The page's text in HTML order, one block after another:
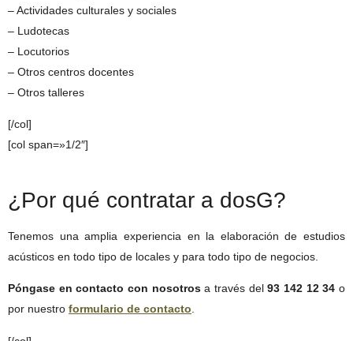
– Actividades culturales y sociales
– Ludotecas
– Locutorios
– Otros centros docentes
– Otros talleres
[/col]
[col span=»1/2″]
¿Por qué contratar a dosG?
Tenemos una amplia experiencia en la elaboración de estudios
acústicos en todo tipo de locales y para todo tipo de negocios.
Póngase en contacto con nosotrosa través del93 142 12 34 o
por nuestro formulario de contacto